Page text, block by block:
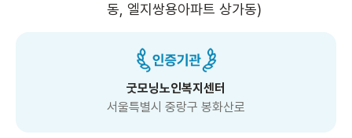
동, 엘지쌍용아파트 상가동)
굿모닝노인복지센터
서울특별시 중랑구 봉화산로